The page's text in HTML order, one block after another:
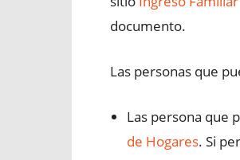
documento.
Las personas que
Las persona que
de Hogares. Si